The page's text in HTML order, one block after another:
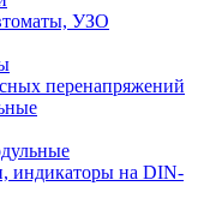
УЗО
перенапряжений
индикаторы на DIN-